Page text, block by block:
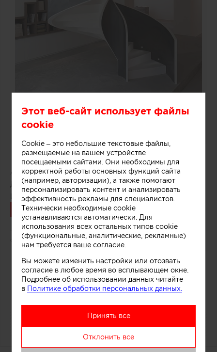
Автор:Редакция Archiprofi
Дата публикации:03.12.2018
Источник:ArchDaily
Связаться
8327 0
0
Этот веб-сайт использует файлы
cookie
Cookie – это небольшие текстовые файлы,
размещаемые на вашем устройстве
посещаемыми сайтами. Они необходимы для
корректной работы основных функций сайта
(например, авторизации), а также помогают
персонализировать контент и анализировать
эффективность рекламы для специалистов.
Технически необходимые cookie
устанавливаются автоматически. Для
использования всех остальных типов cookie
(функциональные, аналитические, рекламные)
нам требуется ваше согласие.
Вы можете изменить настройки или отозвать
согласие в любое время во всплывающем окне.
Подробнее об использовании данных читайте
в Политике обработки персональных данных.
Принять все
Отклонить все